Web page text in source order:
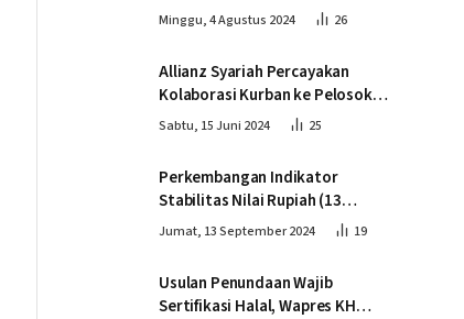
Minggu, 4 Agustus 2024 26
Allianz Syariah Percayakan
Kolaborasi Kurban ke Pelosok
Negeri bersama Dompet Dhuafa
Sabtu, 15 Juni 2024 25
Perkembangan Indikator
Stabilitas Nilai Rupiah (13
September 2024)
Jumat, 13 September 2024 19
Usulan Penundaan Wajib
Sertifikasi Halal, Wapres KH